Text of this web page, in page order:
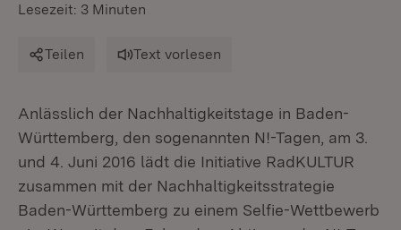
Lesezeit: 3 Minuten
Teilen Text vorlesen
Anlässlich der Nachhaltigkeitstage in Baden-
Württemberg, den sogenannten N!-Tagen, am 3.
und 4. Juni 2016 lädt die Initiative RadKULTUR
zusammen mit der Nachhaltigkeitsstrategie
Baden-Württemberg zu einem Selfie-Wettbewerb